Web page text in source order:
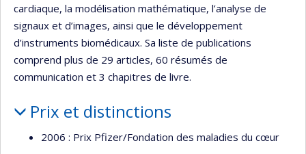
cardiaque, la modélisation mathématique, l’analyse de
signaux et d’images, ainsi que le développement
d’instruments biomédicaux. Sa liste de publications
comprend plus de 29 articles, 60 résumés de
communication et 3 chapitres de livre.
Prix et distinctions
2006 : Prix Pfizer/Fondation des maladies du cœur